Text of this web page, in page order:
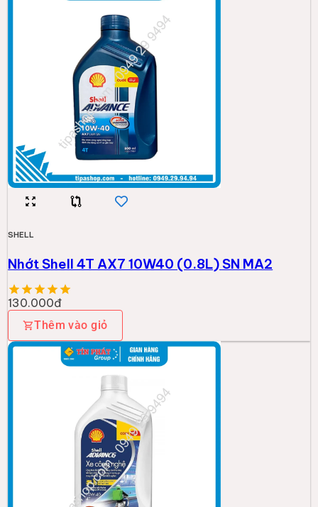
SHELL
Nhớt Shell 4T AX7 10W40 (0.8L) SN MA2
130.000đ
Thêm vào giỏ